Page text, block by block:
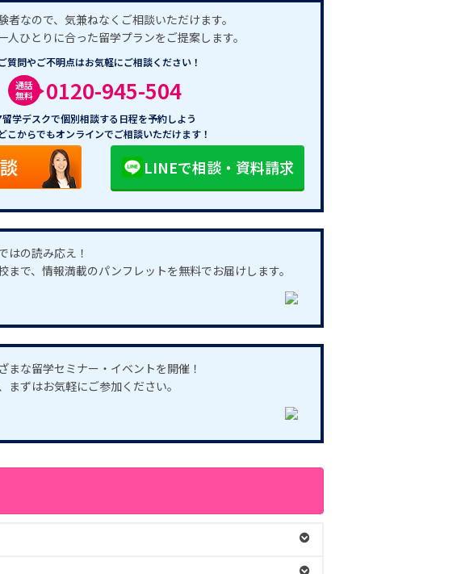
者なので、気兼ねなくご相談いただけます。
人ひとりに合った留学プランをご提案します。
質問やご不明点はお気軽にご相談ください！
通話
無料
0120-945-504
学デスクで個別相談する日程を予約しよう
こからでもオンラインでご相談いただけます！
LINEで相談・資料請求
はの読み応え！
まで、情報満載のパンフレットを無料でお届けします。
まな留学セミナー・イベントを開催！
まずはお気軽にご参加ください。